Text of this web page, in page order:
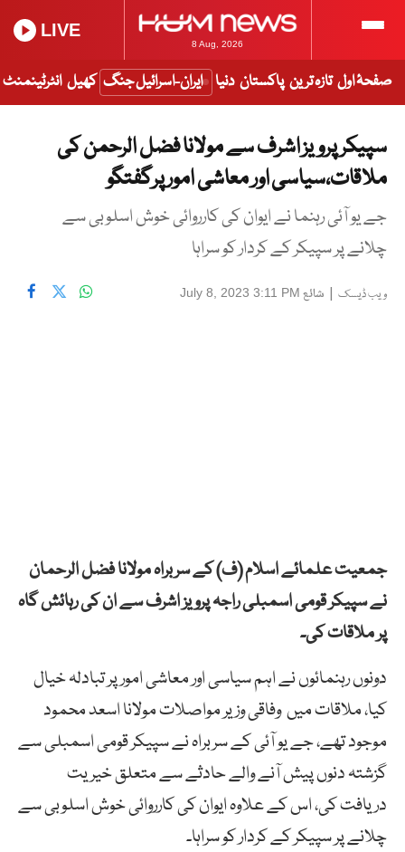
8 Aug, 2026
LIVE
صفحۂ اول تازہ ترین پاکستان دنیا ایران-اسرائیل جنگ کھیل انٹرٹینمنٹ
سپیکر پرویز اشرف سے مولانا فضل الرحمن کی
ملاقات،سیاسی اور معاشی امور پرگفتگو
جے یو آئی رہنما نے ایوان کی کارروائی خوش اسلوبی سے
چلانے پر سپیکر کے کردار کو سراہا
ویب ڈیسک | شائع July 8, 2023 3:11 PM
جمعیت علمائے اسلام (ف) کے سربراہ مولانا فضل الرحمان
نے سپیکر قومی اسمبلی راجہ پرویز اشرف سے ان کی رہائش گاہ
پر ملاقات کی۔
دونوں رہنمائوں نے اہم سیاسی اور معاشی امور پر تبادلہ خیال
کیا، ملاقات میں وفاقی وزیر مواصلات مولانا اسعد محمود
موجود تھے، جے یو آئی کے سربراہ نے سپیکر قومی اسمبلی سے
گزشتہ دنوں پیش آنے والے حادثے سے متعلق خیریت
دریافت کی، اس کے علاوہ ایوان کی کارروائی خوش اسلوبی سے
چلانے پر سپیکر کے کردار کو سراہا۔